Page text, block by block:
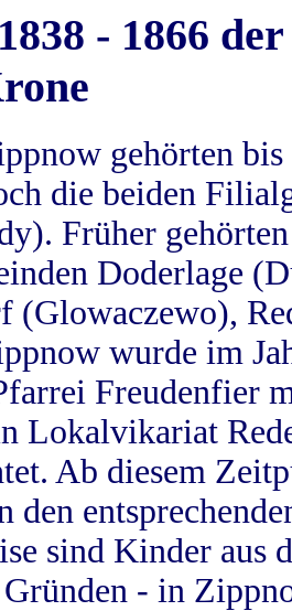
- 1866
gehörten
die beiden
Früher
Doderlage
(Glowaczewo),
wurde im
Freudenfier
Lokalvikariat
Ab diesem
den
sind Kinder aus
- in